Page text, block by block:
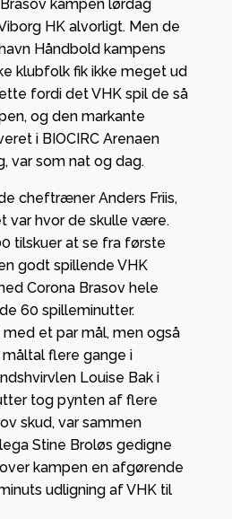
kampen lørdag
HK alvorligt. Men de
Håndbold kampens
klubfolk fik ikke meget ud
fordi det VHK spil de så
og den markante
i BIOCIRC Arenaen
var som nat og dag.
cheftræner Anders Friis,
var hvor de skulle være.
tilskuer at se fra første
godt spillende VHK
Corona Brasov hele
60 spilleminutter.
et par mål, men også
flere gange i
Louise Bak i
tog pynten af flere
skud, var sammen
Stine Broløs gedigne
kampen en afgørende
udligning af VHK til